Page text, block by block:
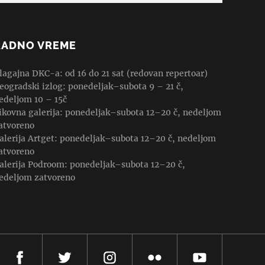
VREME
DKC-a: od 16 do 21 sat (redovan repertoar)
izlog: ponedeljak–subota 9 – 21 č,
10 – 15č
galerija: ponedeljak–subota 12–20 č, nedeljom
Artget: ponedeljak–subota 12–20 č, nedeljom
Podroom: ponedeljak–subota 12–20 č,
zatvoreno